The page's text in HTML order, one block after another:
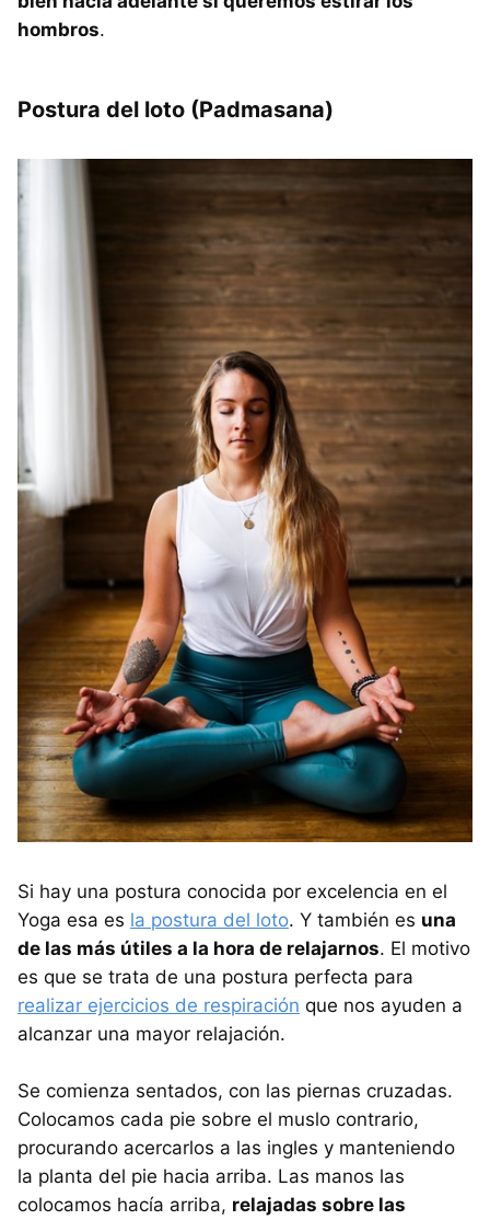
hombros.
Postura del loto (Padmasana)
Si hay una postura conocida por excelencia en el
Yoga esa es la postura del loto. Y también es una
de las más útiles a la hora de relajarnos. El motivo
es que se trata de una postura perfecta para
realizar ejercicios de respiración que nos ayuden a
alcanzar una mayor relajación.
Se comienza sentados, con las piernas cruzadas.
Colocamos cada pie sobre el muslo contrario,
procurando acercarlos a las ingles y manteniendo
la planta del pie hacia arriba. Las manos las
colocamos hacía arriba, relajadas sobre las